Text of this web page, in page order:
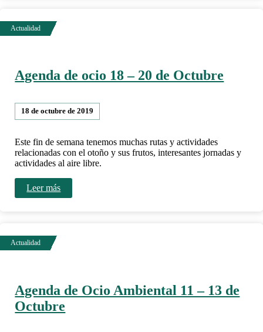
Agenda de ocio 18 – 20 de Octubre
18 de octubre de 2019
Este fin de semana tenemos muchas rutas y actividades
relacionadas con el otoño y sus frutos, interesantes jornadas y
actividades al aire libre.
Leer más
Agenda de Ocio Ambiental 11 – 13 de
Octubre